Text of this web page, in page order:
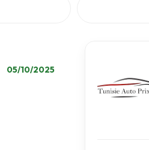
05/10/2025